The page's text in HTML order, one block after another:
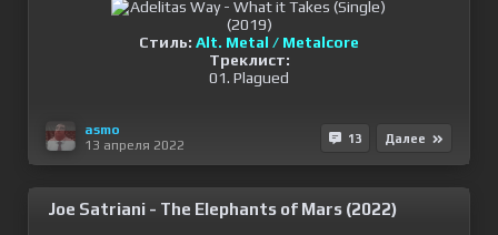
Стиль: Alt. Metal / Metalcore
Треклист:
01. Plagued
asmo
13 апреля 2022
13 Далее
Joe Satriani - The Elephants of Mars (2022)